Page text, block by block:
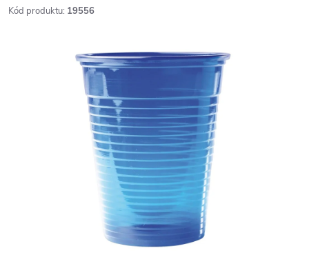
Kód produktu: 19556